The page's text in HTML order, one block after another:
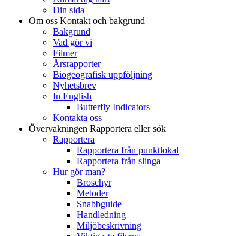
Din sida
Om oss Kontakt och bakgrund
Bakgrund
Vad gör vi
Filmer
Årsrapporter
Biogeografisk uppföljning
Nyhetsbrev
In English
Butterfly Indicators
Kontakta oss
Övervakningen Rapportera eller sök
Rapportera
Rapportera från punktlokal
Rapportera från slinga
Hur gör man?
Broschyr
Metoder
Snabbguide
Handledning
Miljöbeskrivning